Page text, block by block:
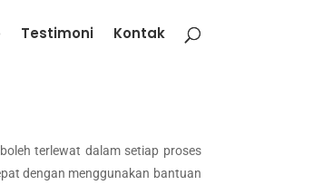
Testimoni Kontak
terlewat dalam setiap proses
dengan menggunakan bantuan